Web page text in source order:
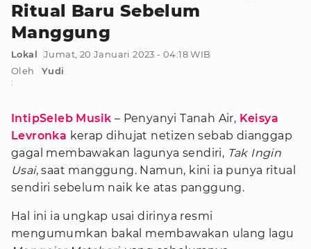
Ritual Baru Sebelum
Manggung
Lokal
Jumat, 20 Januari 2023 - 04:18 WIB
Oleh
:
Yudi
IntipSeleb Musik – Penyanyi Tanah Air, Keisya
Levronka kerap dihujat netizen sebab dianggap
gagal membawakan lagunya sendiri, Tak Ingin
Usai, saat manggung. Namun, kini ia punya ritual
sendiri sebelum naik ke atas panggung.
Hal ini ia ungkap usai dirinya resmi
mengumumkan bakal membawakan ulang lagu